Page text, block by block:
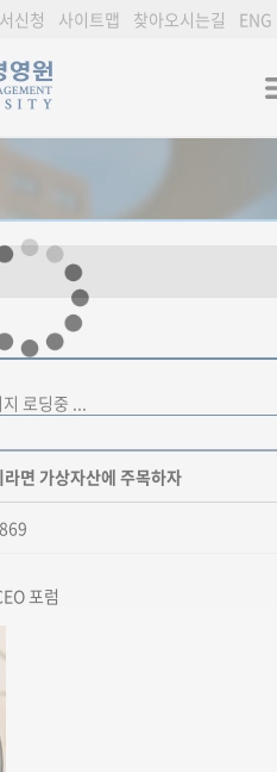
신청 사이트맵 찾아오시는길 ENG
면 가상자산에 주목하자
포럼
로딩중 ...